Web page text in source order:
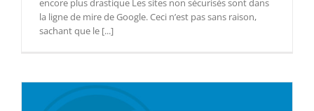
encore plus drastique Les sites non sécurisés sont dans
la ligne de mire de Google. Ceci n’est pas sans raison,
sachant que le [...]